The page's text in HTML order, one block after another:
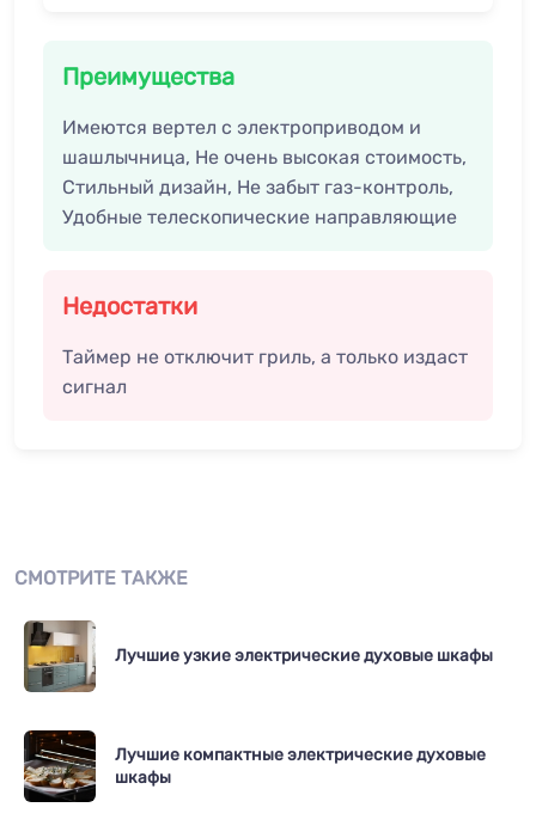
Преимущества
Имеются вертел с электроприводом и
шашлычница, Не очень высокая стоимость,
Стильный дизайн, Не забыт газ-контроль,
Удобные телескопические направляющие
Недостатки
Таймер не отключит гриль, а только издаст
сигнал
СМОТРИТЕ ТАКЖЕ
Лучшие узкие электрические духовые шкафы
Лучшие компактные электрические духовые
шкафы